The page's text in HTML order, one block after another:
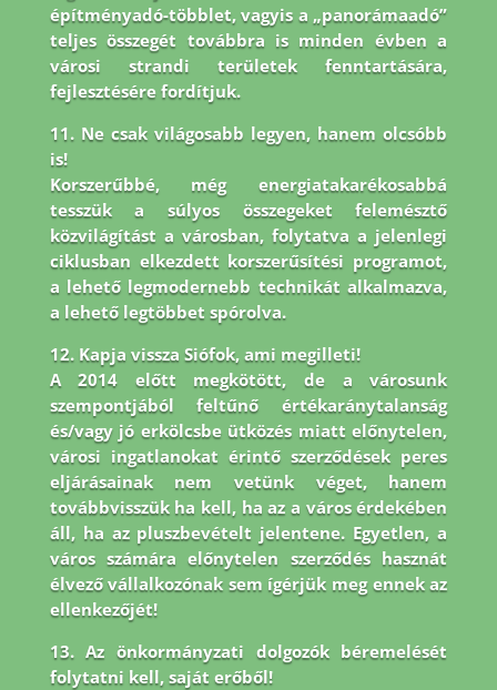
építményadó-többlet, vagyis a „panorámaadó”
teljes összegét továbbra is minden évben a
városi strandi területek fenntartására,
fejlesztésére fordítjuk.
11. Ne csak világosabb legyen, hanem olcsóbb
is!
Korszerűbbé, még energiatakarékosabbá
tesszük a súlyos összegeket felemésztő
közvilágítást a városban, folytatva a jelenlegi
ciklusban elkezdett korszerűsítési programot,
a lehető legmodernebb technikát alkalmazva,
a lehető legtöbbet spórolva.
12. Kapja vissza Siófok, ami megilleti!
A 2014 előtt megkötött, de a városunk
szempontjából feltűnő értékaránytalanság
és/vagy jó erkölcsbe ütközés miatt előnytelen,
városi ingatlanokat érintő szerződések peres
eljárásainak nem vetünk véget, hanem
továbbvisszük ha kell, ha az a város érdekében
áll, ha az pluszbevételt jelentene. Egyetlen, a
város számára előnytelen szerződés hasznát
élvező vállalkozónak sem ígérjük meg ennek az
ellenkezőjét!
13. Az önkormányzati dolgozók béremelését
folytatni kell, saját erőből!